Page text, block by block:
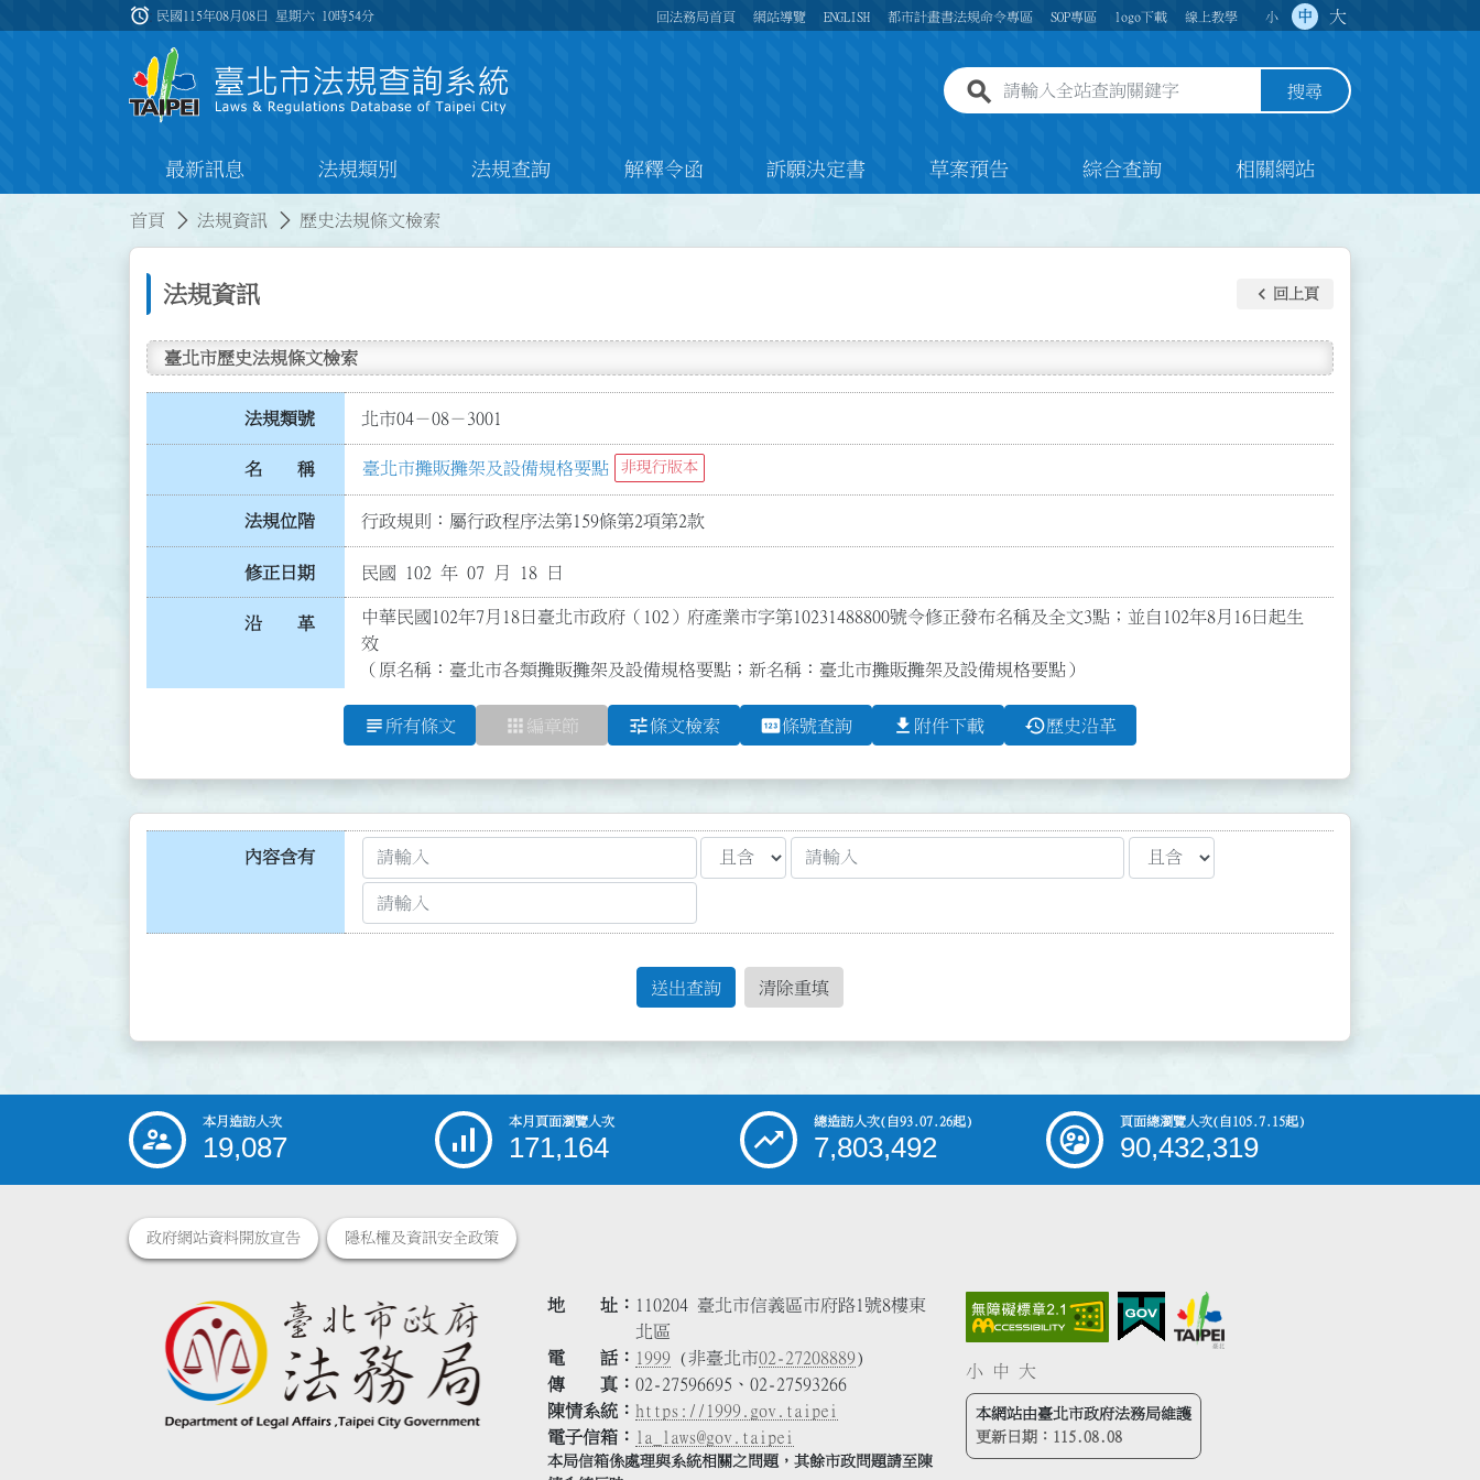
:::
alarm 民國115年08月08日 星期六 10時54分 回法務局首頁 網站導覽 ENGLISH 都市計畫書法規命令專區 SOP專區 logo下載 線上教學 小 中 大
全站查詢關鍵字欄位 搜尋
最新訊息 法規類別 法規查詢 解釋令函 訴願決定書 草案預告 綜合查詢 相關網站
首頁 法規資訊 歷史法規條文檢索
法規資訊 keyboard_arrow_left 回上頁
臺北市歷史法規條文檢索
法規類號 北市04－08－3001
名 稱 臺北市攤販攤架及設備規格要點 非現行版本
法規位階 行政規則：屬行政程序法第159條第2項第2款
修正日期 民國 102 年 07 月 18 日
沿 革
中華民國102年7月18日臺北市政府（102）府產業市字第10231488800號令修正發布名稱及全文3點；並自102年8月16日起生
效
（原名稱：臺北市各類攤販攤架及設備規格要點；新名稱：臺北市攤販攤架及設備規格要點）
subject 所有條文 apps 編章節 tune條文檢索 pin條號查詢 file_download 附件下載 history歷史沿革
內容含有
送出查詢 清除重填
::: 本月造訪人次
19,087
本月頁面瀏覽人次
171,164
總造訪人次(自93.07.26起)
7,803,492
頁面總瀏覽人次(自105.7.15起)
90,432,319
政府網站資料開放宣告 隱私權及資訊安全政策
地 址
110204 臺北市信義區市府路1號8樓東
北區
電 話
1999 (非臺北市02-27208889)
傳 真
02-27596695、02-27593266
陳情系統
https://1999.gov.taipei
電子信箱
la_laws@gov.taipei
本局信箱係處理與系統相關之問題，其餘市政問題請至陳
小 中 大
本網站由臺北市政府法務局維護
更新日期： 115.08.08